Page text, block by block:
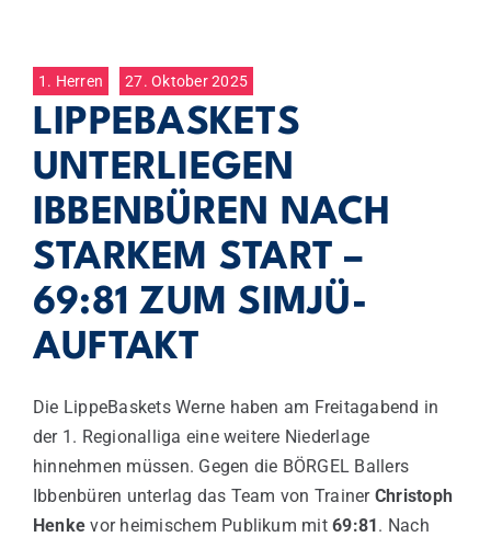
1. Herren 27. Oktober 2025
LIPPEBASKETS
UNTERLIEGEN
IBBENBÜREN NACH
STARKEM START –
69:81 ZUM SIMJÜ-
AUFTAKT
Die LippeBaskets Werne haben am Freitagabend in
der 1. Regionalliga eine weitere Niederlage
hinnehmen müssen. Gegen die BÖRGEL Ballers
Ibbenbüren unterlag das Team von Trainer Christoph
Henke vor heimischem Publikum mit69:81. Nach